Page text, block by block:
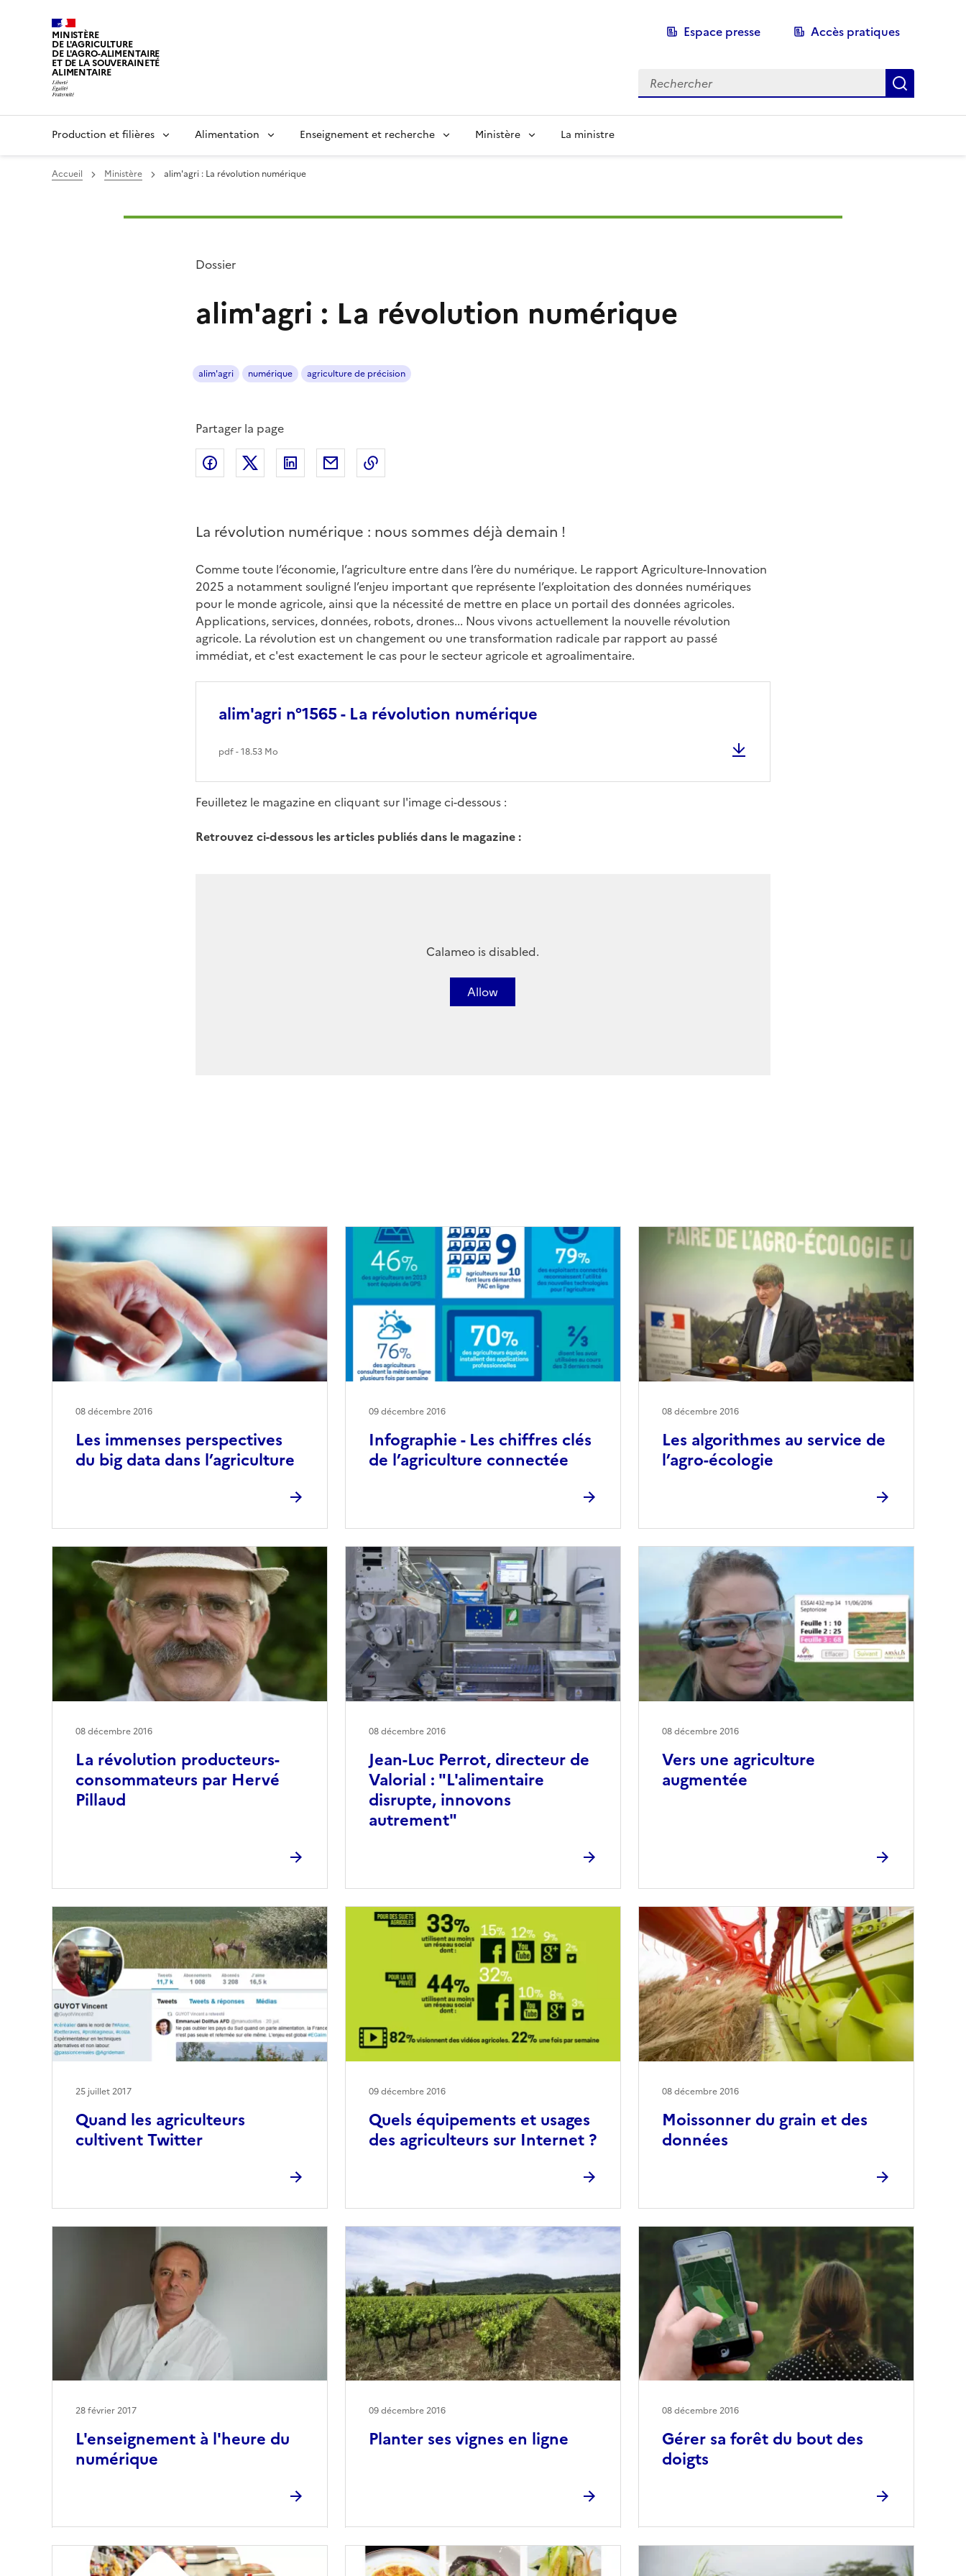
MINISTÈRE
DE L'AGRICULTURE
DE L'AGRO-ALIMENTAIRE
ET DE LA SOUVERAINETÉ
ALIMENTAIRE
Espace presse Accès pratiques
Recherche
Production et filières Alimentation Enseignement et recherche Ministère La ministre
Accueil Ministère alim'agri : La révolution numérique
Dossier
alim'agri : La révolution numérique
alim'agri numérique agriculture de précision
Partager la page
Partager sur Facebook
Partager sur Twitter
Partager sur LinkedIn
Partager par email
La révolution numérique : nous sommes déjà demain !
Comme toute l’économie, l’agriculture entre dans l’ère du numérique. Le rapport Agriculture-Innovation
2025 a notamment souligné l’enjeu important que représente l’exploitation des données numériques
pour le monde agricole, ainsi que la nécessité de mettre en place un portail des données agricoles.
Applications, services, données, robots, drones... Nous vivons actuellement la nouvelle révolution
agricole. La révolution est un changement ou une transformation radicale par rapport au passé
immédiat, et c'est exactement le cas pour le secteur agricole et agroalimentaire.
alim'agri n°1565 - La révolution numérique
pdf - 18.53 Mo
Feuilletez le magazine en cliquant sur l'image ci-dessous :
Retrouvez ci-dessous les articles publiés dans le magazine :
Calameo is disabled.
Allow
Les immenses perspectives
du big data dans l’agriculture
08 décembre 2016
Infographie - Les chiffres clés
de l’agriculture connectée
09 décembre 2016
Les algorithmes au service de
l’agro-écologie
08 décembre 2016
La révolution producteurs-
consommateurs par Hervé
Pillaud
08 décembre 2016
Jean-Luc Perrot, directeur de
Valorial : "L'alimentaire
disrupte, innovons
autrement"
08 décembre 2016
Vers une agriculture
augmentée
08 décembre 2016
Quand les agriculteurs
cultivent Twitter
25 juillet 2017
Quels équipements et usages
des agriculteurs sur Internet ?
09 décembre 2016
Moissonner du grain et des
données
08 décembre 2016
L'enseignement à l'heure du
numérique
28 février 2017
Planter ses vignes en ligne
09 décembre 2016
Gérer sa forêt du bout des
doigts
08 décembre 2016